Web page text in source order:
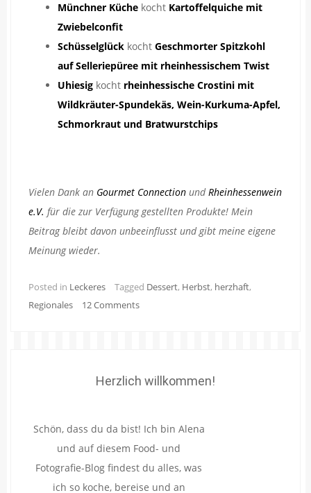
Münchner Küche kocht Kartoffelquiche mit
Zwiebelconfit
Schüsselglück kocht Geschmorter Spitzkohl
auf Selleriepüree mit rheinhessischem Twist
Uhiesig kocht rheinhessische Crostini mit
Wildkräuter-Spundekäs, Wein-Kurkuma-Apfel,
Schmorkraut und Bratwurstchips
Vielen Dank an Gourmet Connection undRheinhessenwein
e.V. für die zur Verfügung gestellten Produkte! Mein
Beitrag bleibt davon unbeeinflusst und gibt meine eigene
Meinung wieder.
Posted in Leckeres Tagged Dessert, Herbst, herzhaft,
Regionales
12 Comments
Herzlich willkommen!
Schön, dass du da bist! Ich bin Alena
und auf diesem Food- und
Fotografie-Blog findest du alles, was
ich so koche, bereise und an